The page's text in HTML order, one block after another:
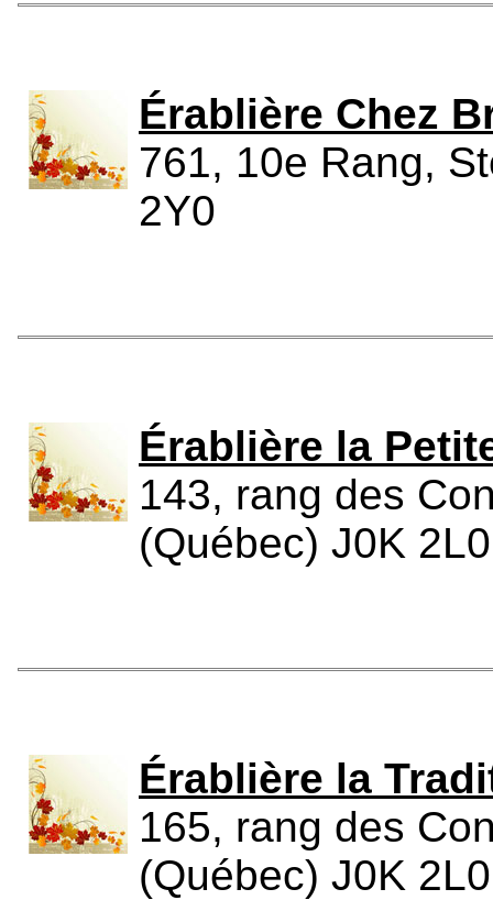
Érablière Chez
761, 10e Rang,
2Y0
Érablière la
143, rang des
(Québec) J0K 2L0
Érablière la
165, rang des
(Québec) J0K 2L0